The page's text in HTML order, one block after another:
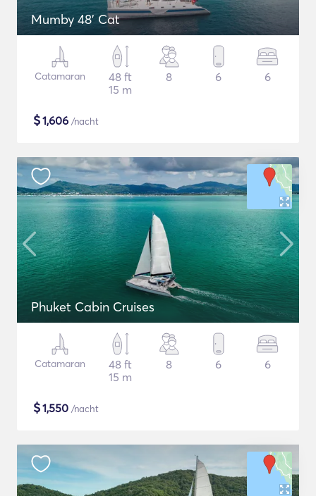
Mumby 48' Cat
Catamaran
48 ft
15 m
8 6 6
$1,606 /nacht
Phuket Cabin Cruises
Catamaran
48 ft
15 m
8 6 6
$1,550 /nacht